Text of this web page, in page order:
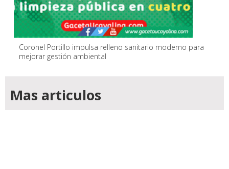
Coronel Portillo impulsa relleno sanitario moderno para
mejorar gestión ambiental
Mas articulos